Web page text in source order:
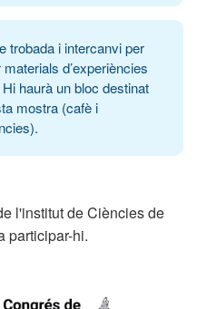
trobada i intercanvi per
d’experiències
haurà un bloc destinat
mostra (cafè i
l'institut de Ciències de
participar-hi.